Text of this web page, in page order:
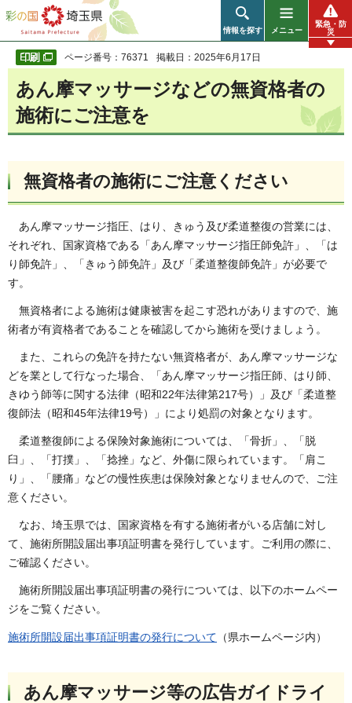
彩の国 埼玉県
情報を探す メニュー
緊急・防
災
ページ番号：76371 掲載日：2025年6月17日
あん摩マッサージなどの無資格者の
施術にご注意を
無資格者の施術にご注意ください
あん摩マッサージ指圧、はり、きゅう及び柔道整復の営業には、
それぞれ、国家資格である「あん摩マッサージ指圧師免許」、「は
り師免許」、「きゅう師免許」及び「柔道整復師免許」が必要で
す。
無資格者による施術は健康被害を起こす恐れがありますので、施
術者が有資格者であることを確認してから施術を受けましょう。
また、これらの免許を持たない無資格者が、あん摩マッサージな
どを業として行なった場合、「あん摩マッサージ指圧師、はり師、
きゆう師等に関する法律（昭和22年法律第217号）」及び「柔道整
復師法（昭和45年法律19号）」により処罰の対象となります。
柔道整復師による保険対象施術については、「骨折」、「脱
臼」、「打撲」、「捻挫」など、外傷に限られています。「肩こ
り」、「腰痛」などの慢性疾患は保険対象となりませんので、ご注
意ください。
なお、埼玉県では、国家資格を有する施術者がいる店舗に対し
て、施術所開設届出事項証明書を発行しています。ご利用の際に、
ご確認ください。
施術所開設届出事項証明書の発行については、以下のホームペー
ジをご覧ください。
施術所開設届出事項証明書の発行について （県ホームページ内）
あん摩マッサージ等の広告ガイドライ